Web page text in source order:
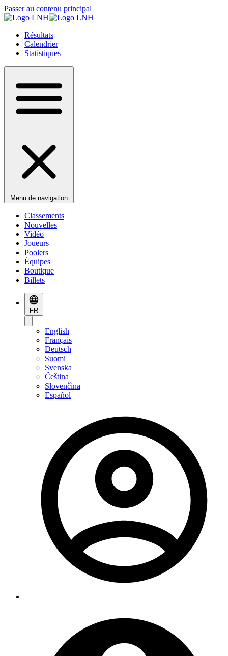
Passer au contenu principal
Résultats
Calendrier
Statistiques
Menu de navigation
Classements
Nouvelles
Vidéo
Joueurs
Poolers
Équipes
Boutique
Billets
FR
English
Français
Deutsch
Suomi
Svenska
Čeština
Slovenčina
Español